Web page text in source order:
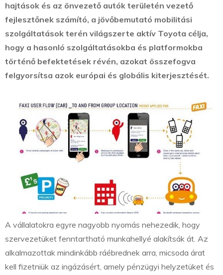
hajtások és az önvezető autók területén vezető
fejlesztőnek számító, a jövőbemutató mobilitási
szolgáltatások terén világszerte aktív Toyota célja,
hogy a hasonló szolgáltatásokba és platformokba
történő befektetések révén, azokat összefogva
felgyorsítsa azok európai és globális kiterjesztését.
A vállalatokra egyre nagyobb nyomás nehezedik, hogy
szervezetüket fenntartható munkahellyé alakítsák át. Az
alkalmazottak mindinkább ráébrednek arra, micsoda árat
kell fizetniük az ingázásért, amely pénzügyi helyzetüket és